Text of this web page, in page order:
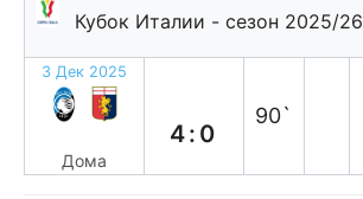
Кубок Италии - сезон 2025/26
3 Дек 2025
Дома
4:0
90`